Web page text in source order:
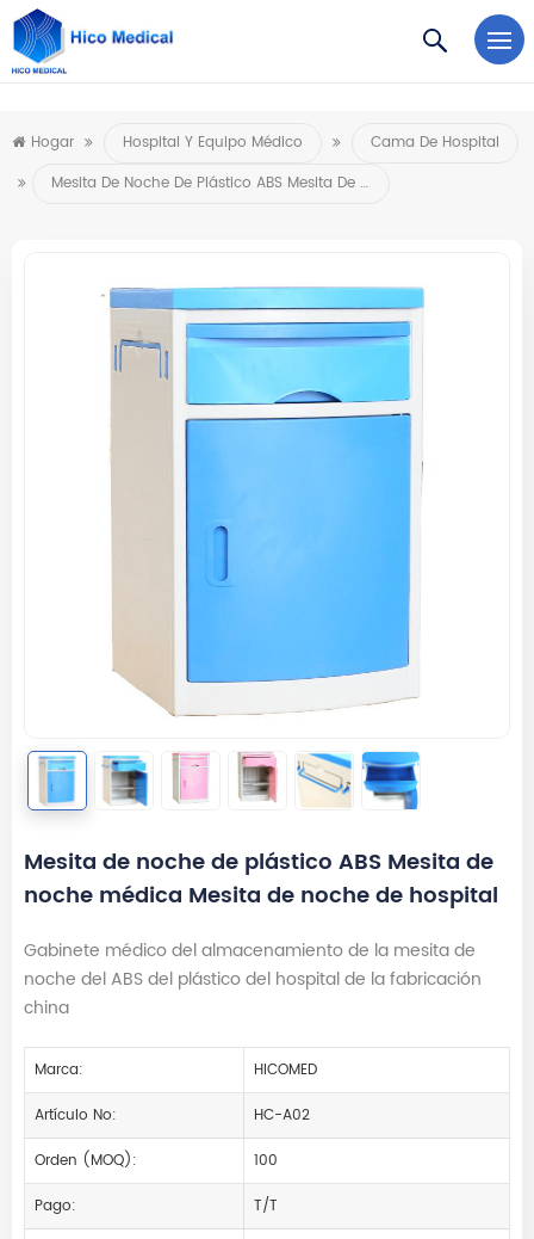
https://www.microsoft.com/en-us/microsoft-teams/log-in
Hogar Hospital Y Equipo Médico
Cama De Hospital
Mesita De Noche De Plástico ABS Mesita De Noche Médica Mesita De Noche De Hospital
Mesita de noche de plástico ABS Mesita de
noche médica Mesita de noche de hospital
Gabinete médico del almacenamiento de la mesita de
noche del ABS del plástico del hospital de la fabricación
china
Marca:
HICOMED
Artículo No:
HC-A02
Orden (MOQ):
100
Pago:
T/T